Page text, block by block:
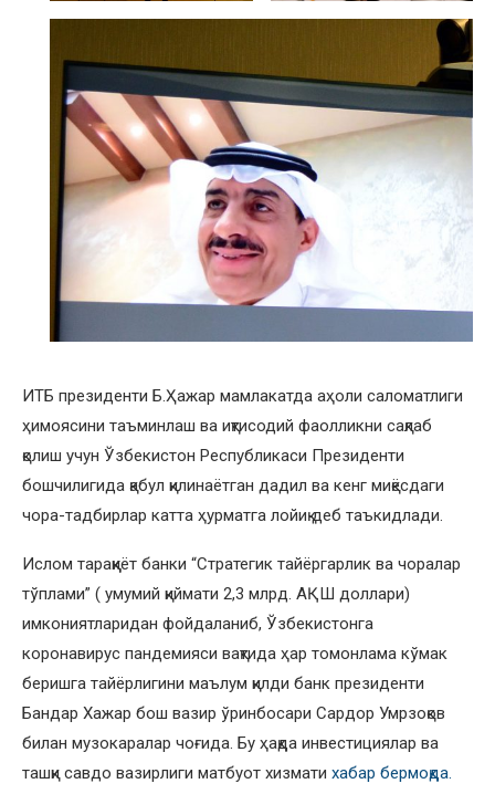
ИТБ президенти Б.Ҳажар мамлакатда аҳоли саломатлиги
ҳимоясини таъминлаш ва иқтисодий фаолликни сақлаб
қолиш учун Ўзбекистон Республикаси Президенти
бошчилигида қабул қилинаётган дадил ва кенг миқёсдаги
чора-тадбирлар катта ҳурматга лойиқ деб таъкидлади.
Ислом тараққиёт банки “Стратегик тайёргарлик ва чоралар
тўплами” ( умумий қиймати 2,3 млрд. АҚШ доллари)
имкониятларидан фойдаланиб, Ўзбекистонга
коронавирус пандемияси вақтида ҳар томонлама кўмак
беришга тайёрлигини маълум қилди банк президенти
Бандар Хажар бош вазир ўринбосари Сардор Умрзоқов
билан музокаралар чоғида. Бу ҳақда инвестициялар ва
ташқи савдо вазирлиги матбуот хизмати хабар бермоқда.